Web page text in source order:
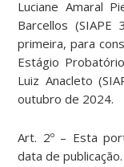
Luciane Amaral
Barcellos
primeira, para
Estágio
Luiz Anacleto
outubro de 2024.
Art. 2º – Esta
data de publicação.